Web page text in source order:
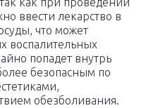
ввести лекарство в
что может
воспалительных
попадет внутрь
безопасным по
обезболивания.